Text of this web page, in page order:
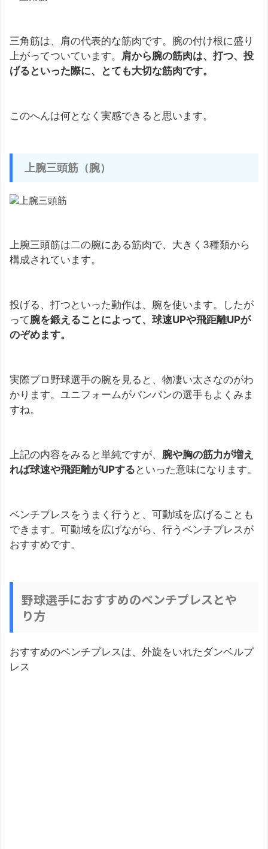
三角筋は、肩の代表的な筋肉です。腕の付け根に盛り
上がってついています。 肩から腕の筋肉は、打つ、投
げるといった際に、とても大切な筋肉です。
このへんは何となく実感できると思います。
上腕三頭筋（腕）
上腕三頭筋は二の腕にある筋肉で、大きく3種類から
構成されています。
投げる、打つといった動作は、腕を使います。したが
って腕を鍛えることによって、球速UPや飛距離UPが
のぞめます。
実際プロ野球選手の腕を見ると、物凄い太さなのがわ
かります。ユニフォームがパンパンの選手もよくみま
すね。
上記の内容をみると単純ですが、 腕や胸の筋力が増え
れば球速や飛距離がUPする といった意味になります。
ベンチプレスをうまく行うと、可動域を広げることも
できます。可動域を広げながら、行うベンチプレスが
おすすめです。
野球選手におすすめのベンチプレスとや
り方
おすすめのベンチプレスは、外旋をいれたダンベルプ
レス